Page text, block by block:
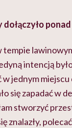
intencją
jednym
się zapadać w
stworzyć
znalazły,